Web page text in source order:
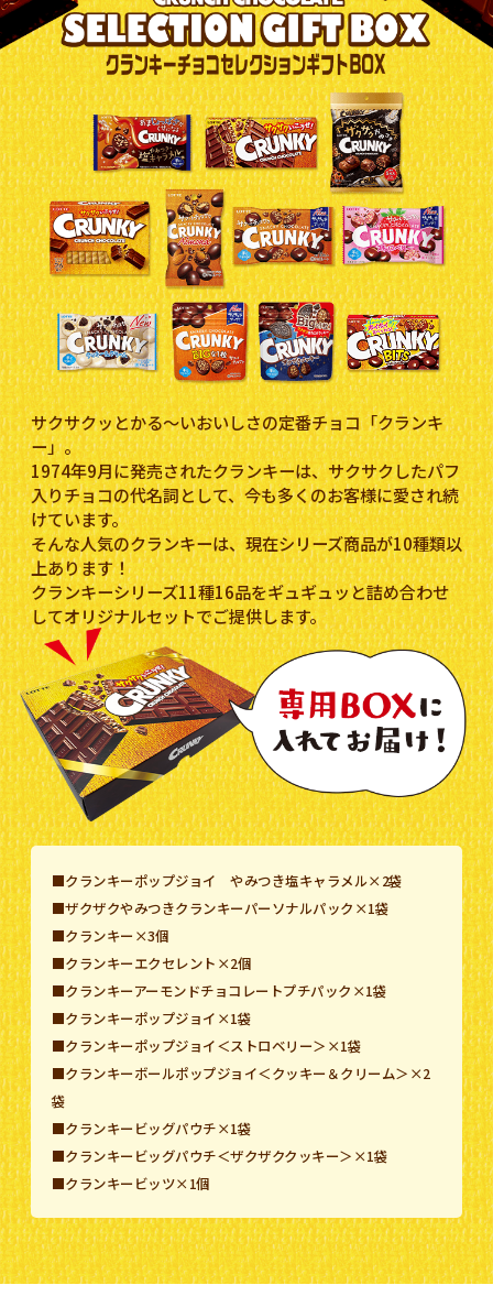
サクサクッとかる～いおいしさの定番チョコ「クランキ
ー」。
1974年9月に発売されたクランキーは、サクサクしたパフ
入りチョコの代名詞として、今も多くのお客様に愛され続
けています。
そんな人気のクランキーは、現在シリーズ商品が10種類以
上あります！
クランキーシリーズ11種16品をギュギュッと詰め合わせ
してオリジナルセットでご提供します。
■クランキーポップジョイ やみつき塩キャラメル×2袋
■ザクザクやみつきクランキーパーソナルパック×1袋
■クランキー×3個
■クランキーエクセレント×2個
■クランキーアーモンドチョコレートプチパック×1袋
■クランキーポップジョイ×1袋
■クランキーポップジョイ＜ストロベリー＞×1袋
■クランキーボールポップジョイ＜クッキー＆クリーム＞×2
袋
■クランキービッグパウチ×1袋
■クランキービッグパウチ＜ザクザククッキー＞×1袋
■クランキービッツ×1個